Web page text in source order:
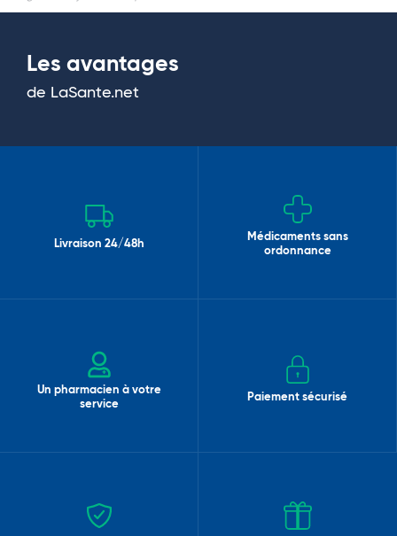
Les avantages
de LaSante.net
Livraison 24/48h
Médicaments sans
ordonnance
Un pharmacien à votre
service
Paiement sécurisé